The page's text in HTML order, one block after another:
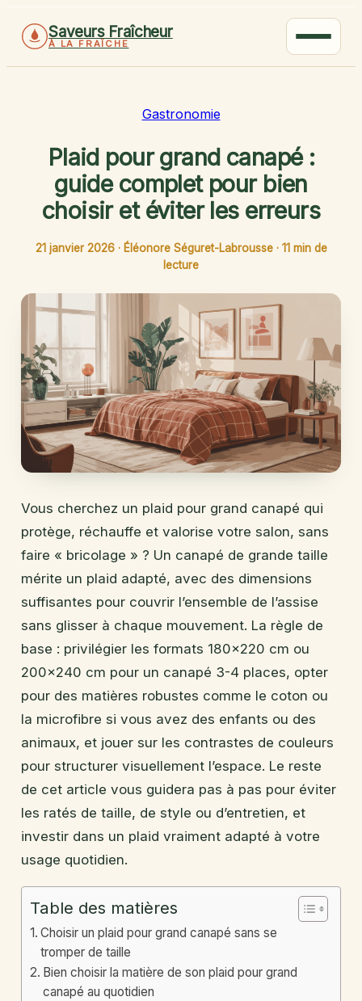
Saveurs Fraîcheur
À LA FRAÎCHE
Gastronomie
Plaid pour grand canapé :
guide complet pour bien
choisir et éviter les erreurs
21 janvier 2026 · Éléonore Séguret-Labrousse · 11 min de
lecture
Vous cherchez un plaid pour grand canapé qui
protège, réchauffe et valorise votre salon, sans
faire « bricolage » ? Un canapé de grande taille
mérite un plaid adapté, avec des dimensions
suffisantes pour couvrir l’ensemble de l’assise
sans glisser à chaque mouvement. La règle de
base : privilégier les formats 180×220 cm ou
200×240 cm pour un canapé 3-4 places, opter
pour des matières robustes comme le coton ou
la microfibre si vous avez des enfants ou des
animaux, et jouer sur les contrastes de couleurs
pour structurer visuellement l’espace. Le reste
de cet article vous guidera pas à pas pour éviter
les ratés de taille, de style ou d’entretien, et
investir dans un plaid vraiment adapté à votre
usage quotidien.
Table des matières
Choisir un plaid pour grand canapé sans se
tromper de taille
Bien choisir la matière de son plaid pour grand
canapé au quotidien